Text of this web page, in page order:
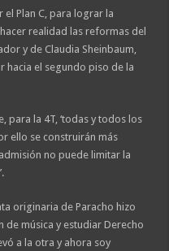
Plan C, para lograr la
realidad las reformas del
y de Claudia Sheinbaum,
hacia el segundo piso de la
para la 4T, ‘todas y todos los
ello se construirán más
no puede limitar la
originaria de Paracho hizo
de música y estudiar Derecho
a la otra y ahora soy